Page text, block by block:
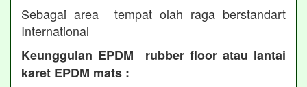
Sebagai area tempat olah raga berstandart
International
Keunggulan EPDM rubber floor atau lantai
karet EPDM mats :